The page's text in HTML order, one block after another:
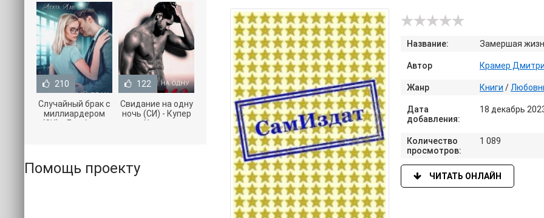
Название: Замершая
Автор Крамер
Жанр Книги /
Дата
добавления:
18 декабрь
Количество
просмотров:
1 089
ЧИТАТЬ ОНЛАЙН
210
Случайный брак с
миллиардером
(СИ) - Лав Агата
122
Свидание на одну
ночь (СИ) - Купер
Хелен
Помощь проекту